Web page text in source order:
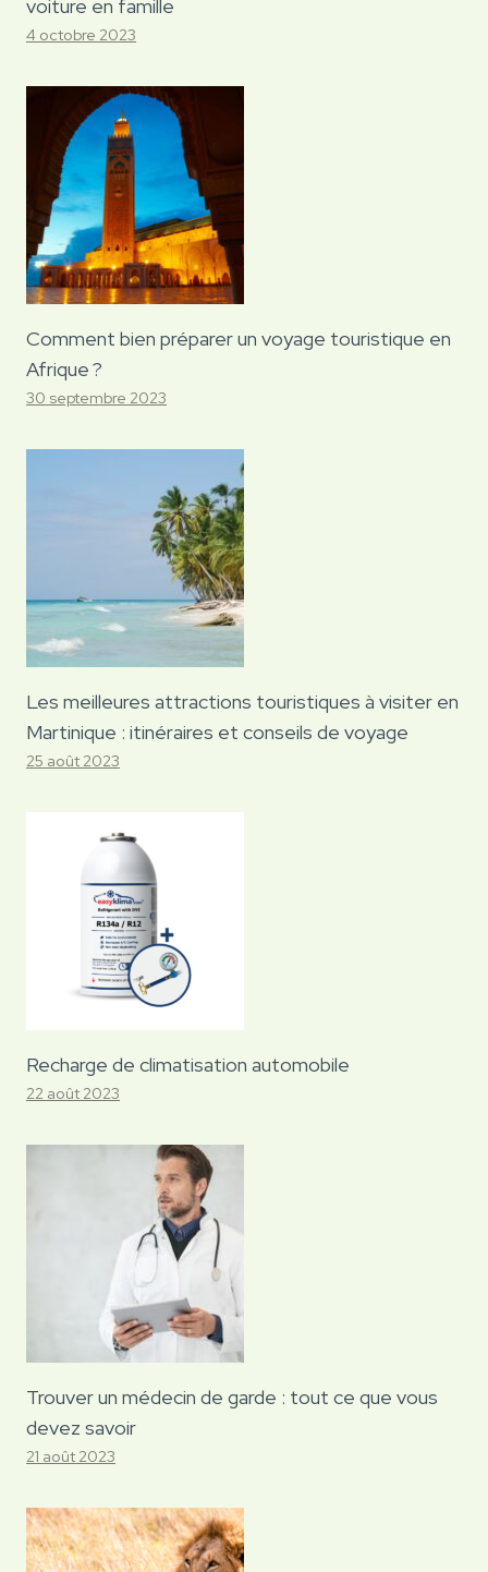
voiture en famille
4 octobre 2023
Comment bien préparer un voyage touristique en
Afrique ?
30 septembre 2023
Les meilleures attractions touristiques à visiter en
Martinique : itinéraires et conseils de voyage
25 août 2023
Recharge de climatisation automobile
22 août 2023
Trouver un médecin de garde : tout ce que vous
devez savoir
21 août 2023